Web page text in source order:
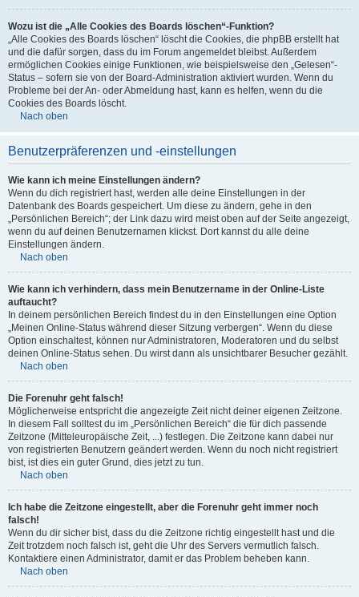
Wozu ist die „Alle Cookies des Boards löschen“-Funktion?
„Alle Cookies des Boards löschen“ löscht die Cookies, die phpBB erstellt hat
und die dafür sorgen, dass du im Forum angemeldet bleibst. Außerdem
ermöglichen Cookies einige Funktionen, wie beispielsweise den „Gelesen“-
Status – sofern sie von der Board-Administration aktiviert wurden. Wenn du
Probleme bei der An- oder Abmeldung hast, kann es helfen, wenn du die
Cookies des Boards löscht.
Nach oben
Benutzerpräferenzen und -einstellungen
Wie kann ich meine Einstellungen ändern?
Wenn du dich registriert hast, werden alle deine Einstellungen in der
Datenbank des Boards gespeichert. Um diese zu ändern, gehe in den
„Persönlichen Bereich“; der Link dazu wird meist oben auf der Seite angezeigt,
wenn du auf deinen Benutzernamen klickst. Dort kannst du alle deine
Einstellungen ändern.
Nach oben
Wie kann ich verhindern, dass mein Benutzername in der Online-Liste
auftaucht?
In deinem persönlichen Bereich findest du in den Einstellungen eine Option
„Meinen Online-Status während dieser Sitzung verbergen“. Wenn du diese
Option einschaltest, können nur Administratoren, Moderatoren und du selbst
deinen Online-Status sehen. Du wirst dann als unsichtbarer Besucher gezählt.
Nach oben
Die Forenuhr geht falsch!
Möglicherweise entspricht die angezeigte Zeit nicht deiner eigenen Zeitzone.
In diesem Fall solltest du im „Persönlichen Bereich“ die für dich passende
Zeitzone (Mitteleuropäische Zeit, ...) festlegen. Die Zeitzone kann dabei nur
von registrierten Benutzern geändert werden. Wenn du noch nicht registriert
bist, ist dies ein guter Grund, dies jetzt zu tun.
Nach oben
Ich habe die Zeitzone eingestellt, aber die Forenuhr geht immer noch
falsch!
Wenn du dir sicher bist, dass du die Zeitzone richtig eingestellt hast und die
Zeit trotzdem noch falsch ist, geht die Uhr des Servers vermutlich falsch.
Kontaktiere einen Administrator, damit er das Problem beheben kann.
Nach oben